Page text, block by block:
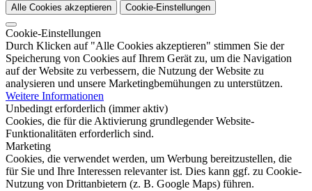
Alle Cookies akzeptieren Cookie-Einstellungen
Cookie-Einstellungen
Durch Klicken auf "Alle Cookies akzeptieren" stimmen Sie der
Speicherung von Cookies auf Ihrem Gerät zu, um die Navigation
auf der Website zu verbessern, die Nutzung der Website zu
analysieren und unsere Marketingbemühungen zu unterstützen.
Weitere Informationen
Unbedingt erforderlich (immer aktiv)
Cookies, die für die Aktivierung grundlegender Website-
Funktionalitäten erforderlich sind.
Marketing
Cookies, die verwendet werden, um Werbung bereitzustellen, die
für Sie und Ihre Interessen relevanter ist. Dies kann ggf. zu Cookie-
Nutzung von Drittanbietern (z. B. Google Maps) führen.